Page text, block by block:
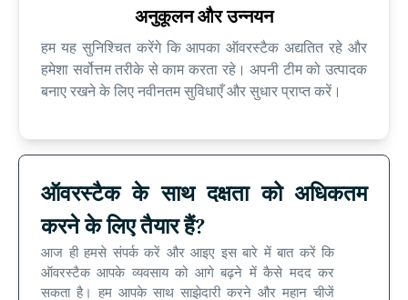
अनुकूलन और उन्नयन
हम यह सुनिश्चित करेंगे कि आपका ऑवरस्टैक अद्यतित रहे और
हमेशा सर्वोत्तम तरीके से काम करता रहे। अपनी टीम को उत्पादक
बनाए रखने के लिए नवीनतम सुविधाएँ और सुधार प्राप्त करें।
ऑवरस्टैक के साथ दक्षता को अधिकतम
करने के लिए तैयार हैं?
आज ही हमसे संपर्क करें और आइए इस बारे में बात करें कि
ऑवरस्टैक आपके व्यवसाय को आगे बढ़ने में कैसे मदद कर
सकता है। हम आपके साथ साझेदारी करने और महान चीजें